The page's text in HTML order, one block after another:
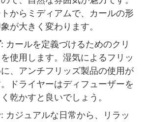
からミディアムで、カールの形
が大きく変わります。
: カールを定義づけるためのクリ
使用します。湿気によるフリッ
、アンチフリッズ製品の使用が
ドライヤーはディフューザーを
乾かすと良いでしょう。
: カジュアルな日常から、リラッ